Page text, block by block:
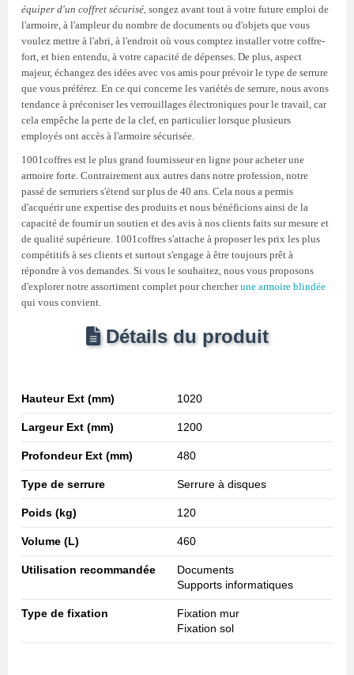
équiper d'un coffret sécurisé , songez avant tout à votre future emploi de
l'armoire, à l'ampleur du nombre de documents ou d'objets que vous
voulez mettre à l'abri, à l'endroit où vous comptez installer votre coffre-
fort, et bien entendu, à votre capacité de dépenses. De plus, aspect
majeur, échangez des idées avec vos amis pour prévoir le type de serrure
que vous préférez. En ce qui concerne les variétés de serrure, nous avons
tendance à préconiser les verrouillages électroniques pour le travail, car
cela empêche la perte de la clef, en particulier lorsque plusieurs
employés ont accès à l'armoire sécurisée.
1001coffres est le plus grand fournisseur en ligne pour acheter une
armoire forte. Contrairement aux autres dans notre profession, notre
passé de serruriers s'étend sur plus de 40 ans. Cela nous a permis
d'acquérir une expertise des produits et nous bénéficions ainsi de la
capacité de fournir un soutien et des avis à nos clients faits sur mesure et
de qualité supérieure. 1001coffres s'attache à proposer les prix les plus
compétitifs à ses clients et surtout s'engage à être toujours prêt à
répondre à vos demandes. Si vous le souhaitez, nous vous proposons
d'explorer notre assortiment complet pour chercherune armoire blindée
qui vous convient.
Détails du produit
Hauteur Ext (mm) 1020
Largeur Ext (mm) 1200
Profondeur Ext (mm) 480
Type de serrure Serrure à disques
Poids (kg) 120
Volume (L) 460
Utilisation recommandée
Documents
Supports informatiques
Type de fixation
Fixation mur
Fixation sol